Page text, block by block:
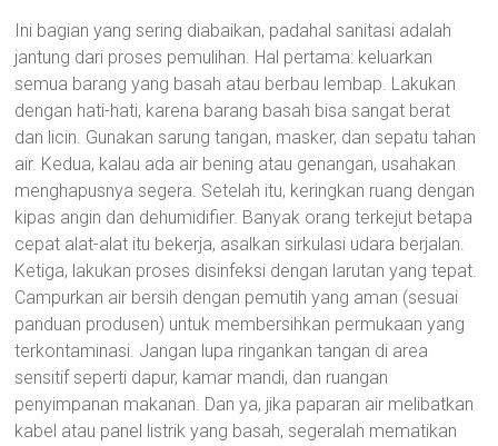
Ini bagian yang sering diabaikan, padahal sanitasi adalah
jantung dari proses pemulihan. Hal pertama: keluarkan
semua barang yang basah atau berbau lembap. Lakukan
dengan hati-hati, karena barang basah bisa sangat berat
dan licin. Gunakan sarung tangan, masker, dan sepatu tahan
air. Kedua, kalau ada air bening atau genangan, usahakan
menghapusnya segera. Setelah itu, keringkan ruang dengan
kipas angin dan dehumidifier. Banyak orang terkejut betapa
cepat alat-alat itu bekerja, asalkan sirkulasi udara berjalan.
Ketiga, lakukan proses disinfeksi dengan larutan yang tepat.
Campurkan air bersih dengan pemutih yang aman (sesuai
panduan produsen) untuk membersihkan permukaan yang
terkontaminasi. Jangan lupa ringankan tangan di area
sensitif seperti dapur, kamar mandi, dan ruangan
penyimpanan makanan. Dan ya, jika paparan air melibatkan
kabel atau panel listrik yang basah, segeralah mematikan